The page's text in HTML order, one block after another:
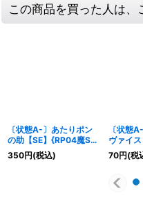
この商品を買った人は
〔状態A-〕あたりポン
の助【SE】{RP04魔S1
秘/S7}《無》
350円(税込)
〔状態
ヴァイス
70円(税